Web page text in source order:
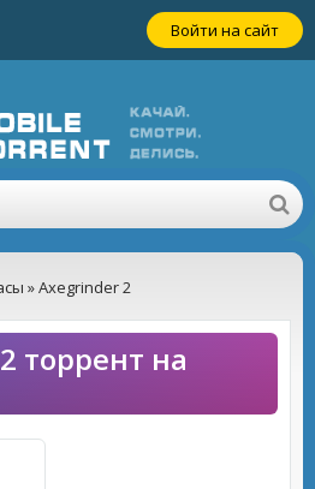
Войти на сайт
» Axegrinder 2
торрент на